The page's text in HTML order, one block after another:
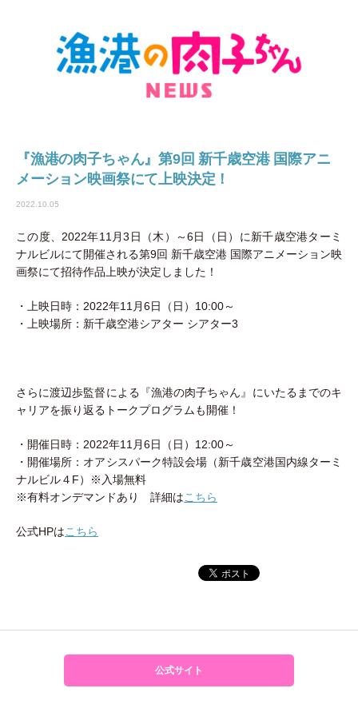
『漁港の肉子ちゃん』第9回 新千歳空港 国際アニ
メーション映画祭にて上映決定！
2022.10.05
この度、2022年11月3日（木）～6日（日）に新千歳空港ターミ
ナルビルにて開催される第9回 新千歳空港 国際アニメーション映
画祭にて招待作品上映が決定しました！
・上映日時：2022年11月6日（日）10:00～
・上映場所：新千歳空港シアター シアター3
さらに渡辺歩監督による『漁港の肉子ちゃん』にいたるまでのキ
ャリアを振り返るトークプログラムも開催！
・開催日時：2022年11月6日（日）12:00～
・開催場所：オアシスパーク特設会場（新千歳空港国内線ターミ
ナルビル４F）※入場無料
※有料オンデマンドあり 詳細はこちら
公式HPはこちら
公式サイト